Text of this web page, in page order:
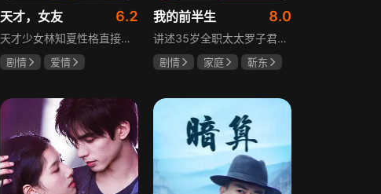
天才，女友 6.2
天才少女林知夏性格直接、不善交际，从小没有好友。考入省一中后，她因解题比拼与性格阳光的学霸江逾白相识并成为同桌。作为社交达人的江逾白帮林知夏融入集体交到汤婷婷、段启言、沈负暄、金百慧等朋友，林知夏为表达感谢帮他补习功课，两人渐渐从竞争走向互助，最终成为最好的朋友。俩人还一同解决同学被骗、一起参加社团活动与省数学竞赛，在这个过程中，江逾白对林知夏感情渐生，但只把爱意埋在心里。林知夏被保送复旦后，江逾白准备在毕业之旅对她告白，却因母亲卷入诈骗案而遗憾离开，俩人最终能否冲破阻碍走到一起
剧情
爱情
我的前半生 8.0
讲述35岁全职太太罗子君因丈夫突然离婚陷入人生谷底，带孩子闯入社会，从安逸走向落魄。贺涵作为事业有成的精英，平静生活被罗子君打破，需应对各类突发状况。生活逼迫罗子君重拾骨气，贺涵也收获温暖，二人历经波折，罗子君实现自我成长，贺涵也找到人生新方向，展现都市女性蜕变与情感纠葛。
剧情 家庭
靳东